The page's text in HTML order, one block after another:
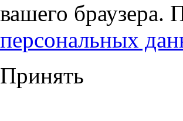
вашего браузера.
персональных
Принять